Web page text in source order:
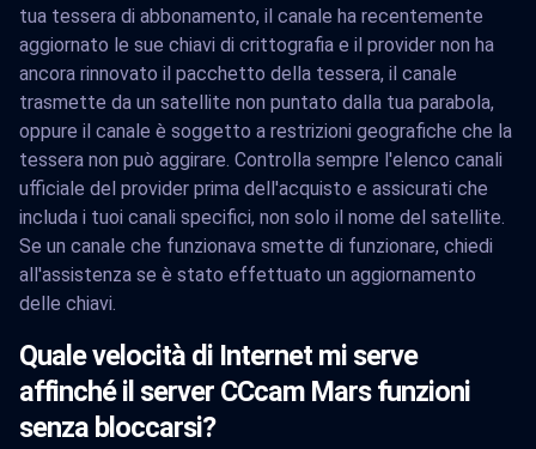
tua tessera di abbonamento, il canale ha recentemente
aggiornato le sue chiavi di crittografia e il provider non ha
ancora rinnovato il pacchetto della tessera, il canale
trasmette da un satellite non puntato dalla tua parabola,
oppure il canale è soggetto a restrizioni geografiche che la
tessera non può aggirare. Controlla sempre l'elenco canali
ufficiale del provider prima dell'acquisto e assicurati che
includa i tuoi canali specifici, non solo il nome del satellite.
Se un canale che funzionava smette di funzionare, chiedi
all'assistenza se è stato effettuato un aggiornamento
delle chiavi.
Quale velocità di Internet mi serve
affinché il server CCcam Mars funzioni
senza bloccarsi?